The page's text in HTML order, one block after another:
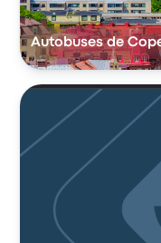
Autobuses de